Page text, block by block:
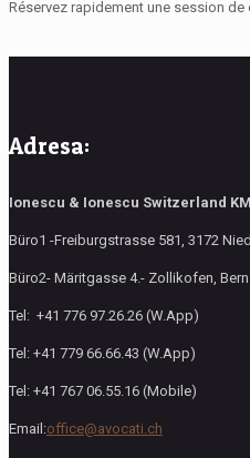
Réservez rapidement une session
Adresa:
Ionescu & Ionescu Switzerland
Büro1 -Freiburgstrasse 581, 3172
Büro2- Märitgasse 4.- Zollikofen, Bern
Tel: +41 776 97.26.26 (W.App)
Tel: +41 779 66.66.43 (W.App)
Tel: +41 767 06.55.16 (Mobile)
Email:office@avocati.ch